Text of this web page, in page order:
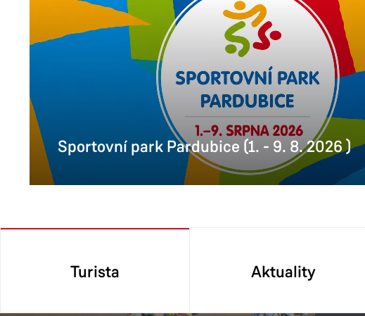
Sportovní park Pardubice (1. - 9. 8. 2026 )
Turista Aktuality